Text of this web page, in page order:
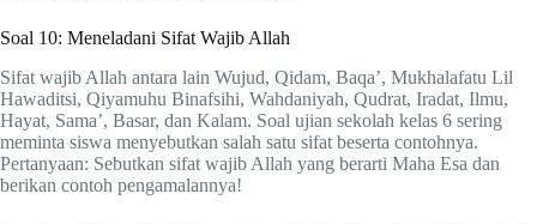
Soal 10: Meneladani Sifat Wajib Allah
Sifat wajib Allah antara lain Wujud, Qidam, Baqa’, Mukhalafatu Lil
Hawaditsi, Qiyamuhu Binafsihi, Wahdaniyah, Qudrat, Iradat, Ilmu,
Hayat, Sama’, Basar, dan Kalam. Soal ujian sekolah kelas 6 sering
meminta siswa menyebutkan salah satu sifat beserta contohnya.
Pertanyaan: Sebutkan sifat wajib Allah yang berarti Maha Esa dan
berikan contoh pengamalannya!